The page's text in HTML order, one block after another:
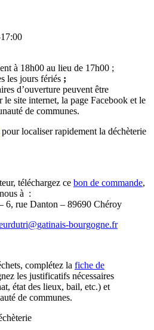
à 18h00 au lieu de 17h00 ;
les jours fériés ;
d’ouverture peuvent être
le site internet, la page Facebook et le
de communes.
pour localiser rapidement la déchèterie
téléchargez ce bon de commande,
à :
6, rue Danton – 89690 Chéroy
bourgogne.fr
complétez la fiche de
les justificatifs nécessaires
état des lieux, bail, etc.) et
de communes.